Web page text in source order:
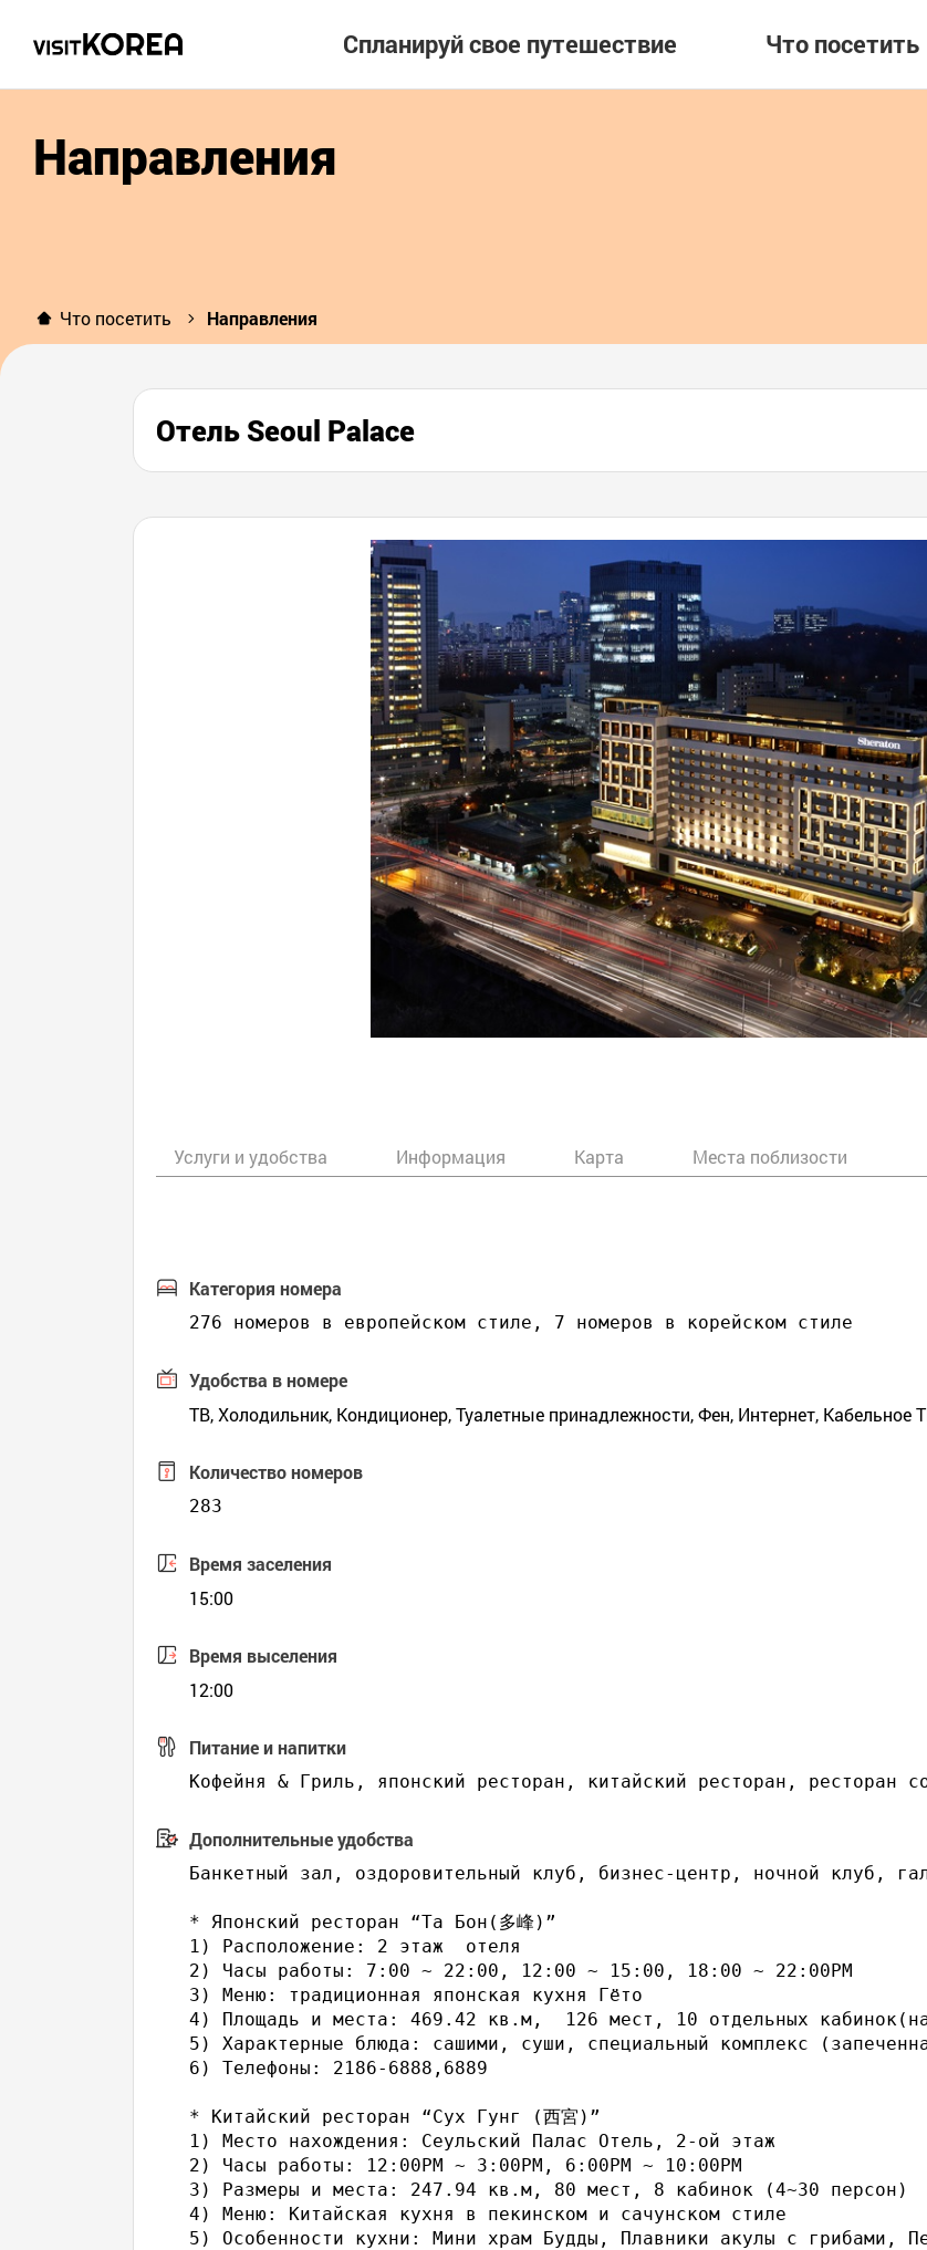
Спланируй свое путешествие Что посетить
Направления
Что посетить Направления
Отель Seoul Palace
Услуги и удобства Информация Карта Места поблизости
Категория номера
276 номеров в европейском стиле, 7 номеров в корейском стиле
Удобства в номере
ТВ, Холодильник, Кондиционер, Туалетные принадлежности, Фен, Интернет, Кабельное
Количество номеров
283
Время заселения
15:00
Время выселения
12:00
Питание и напитки
Дополнительные удобства
Банкетный зал, оздоровительный клуб, бизнес-центр, ночной клуб,
* Японский ресторан “Та Бон(多峰)”
1) Расположение: 2 этаж  отеля
2) Часы работы: 7:00 ~ 22:00, 12:00 ~ 15:00, 18:00 ~ 22:00PM
3) Меню: традиционная японская кухня Гёто
4) Площадь и места: 469.42 кв.м,  126 мест, 10 отдельных
5) Характерные блюда: сашими, суши, специальный комплекс
6) Телефоны: 2186-6888,6889
* Китайский ресторан “Сух Гунг (西宮)”
1) Место нахождения: Сеульский Палас Отель, 2-ой этаж
2) Часы работы: 12:00PM ~ 3:00PM, 6:00PM ~ 10:00PM
3) Размеры и места: 247.94 кв.м, 80 мест, 8 кабинок (4~30 персон)
4) Меню: Китайская кухня в пекинском и сачунском стиле
5) Особенности кухни: Мини храм Будды, Плавники акулы с грибами,